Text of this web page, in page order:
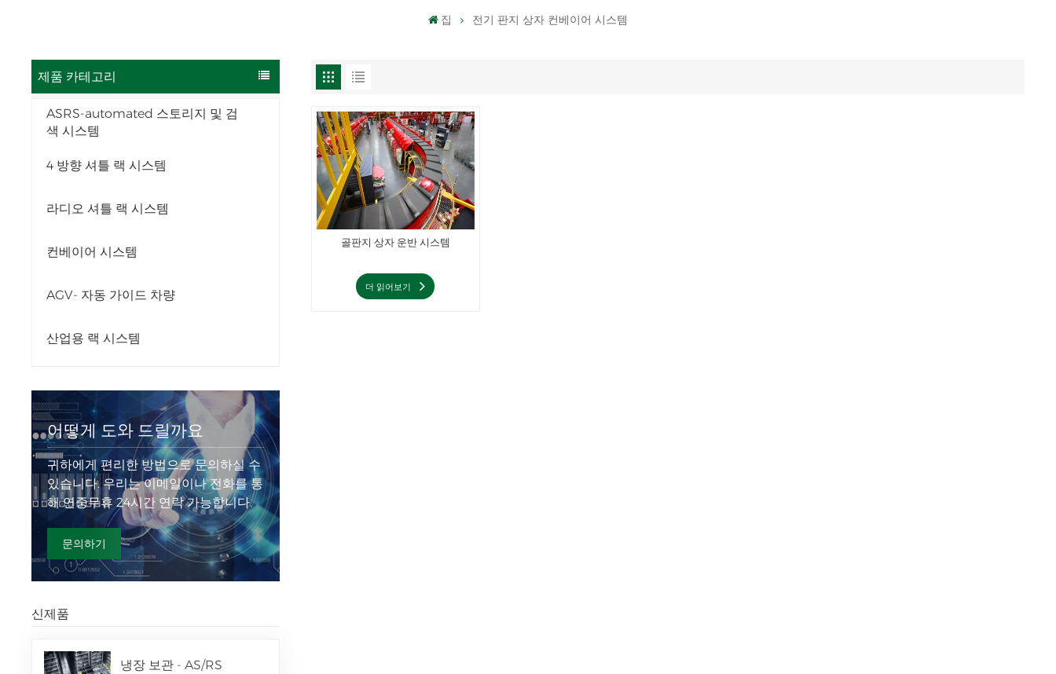
집 전기 판지 상자 컨베이어 시스템
제품 카테고리
ASRS-automated 스토리지 및 검
색 시스템
4 방향 셔틀 랙 시스템
라디오 셔틀 랙 시스템
컨베이어 시스템
AGV- 자동 가이드 차량
산업용 랙 시스템
어떻게 도와 드릴까요
귀하에게 편리한 방법으로 문의하실 수
있습니다. 우리는 이메일이나 전화를 통
해 연중무휴 24시간 연락 가능합니다.
문의하기
신제품
냉장 보관 - AS/RS
골판지 상자 운반 시스템
더 읽어보기